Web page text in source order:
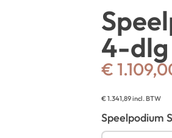
4-dlg
€
€1.341,89incl. BTW
Speelpodium